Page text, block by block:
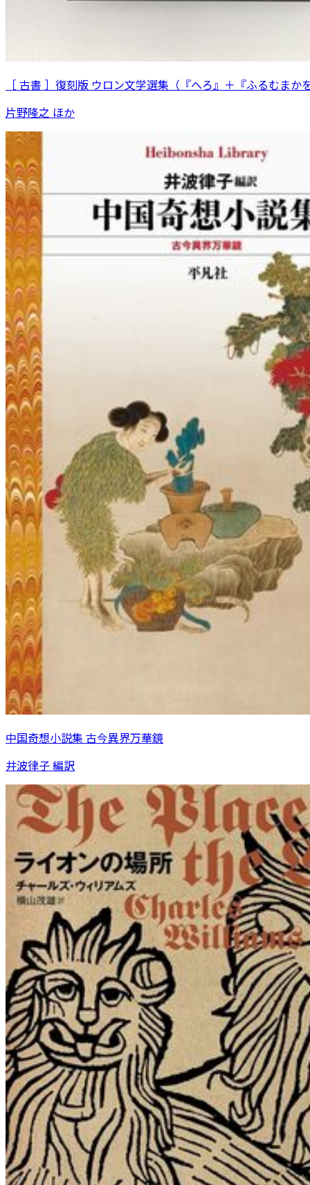
［ 古書 ］復刻版 ウロン文学選集（『へろ』＋『ふるむまか
片野隆之 ほか
中国奇想小説集 古今異界万華鏡
井波律子 編訳